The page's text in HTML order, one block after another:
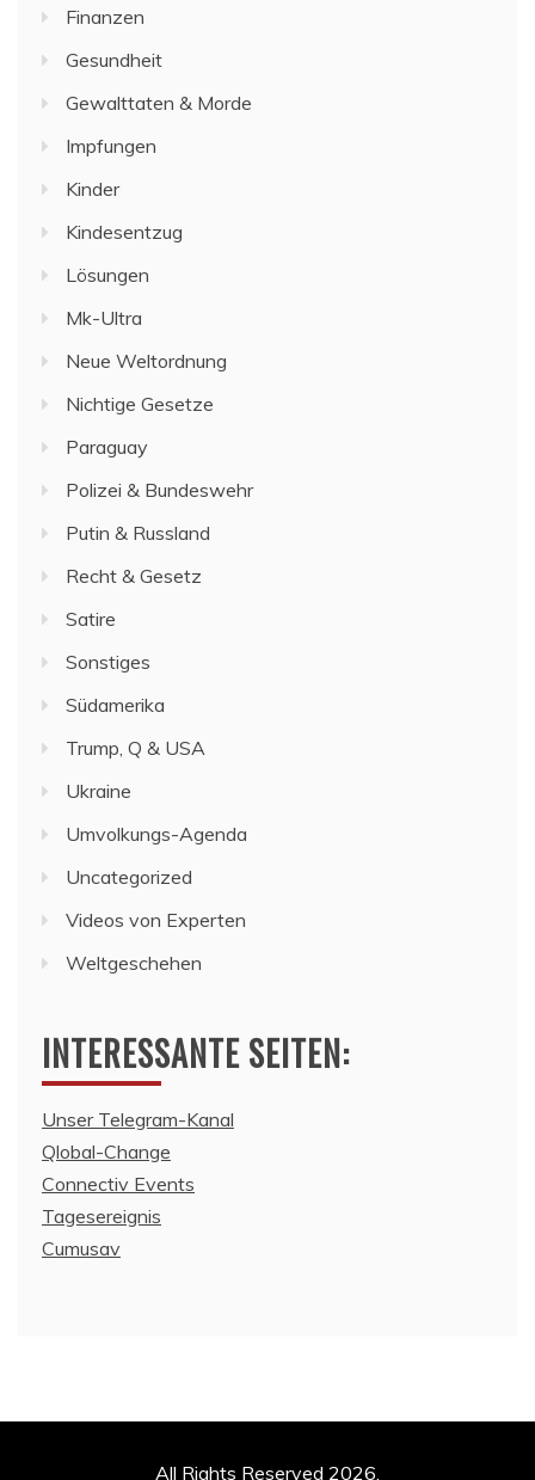
Finanzen
Gesundheit
Gewalttaten & Morde
Impfungen
Kinder
Kindesentzug
Lösungen
Mk-Ultra
Neue Weltordnung
Nichtige Gesetze
Paraguay
Polizei & Bundeswehr
Putin & Russland
Recht & Gesetz
Satire
Sonstiges
Südamerika
Trump, Q & USA
Ukraine
Umvolkungs-Agenda
Uncategorized
Videos von Experten
Weltgeschehen
INTERESSANTE SEITEN:
Unser Telegram-Kanal
Qlobal-Change
Connectiv Events
Tagesereignis
Cumusav
All Rights Reserved 2026.